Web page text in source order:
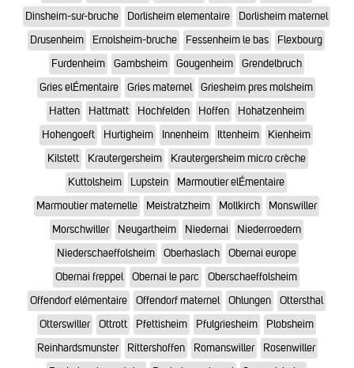
Dinsheim-sur-bruche
Dorlisheim elementaire
Dorlisheim maternel
Drusenheim
Ernolsheim-bruche Fessenheim le bas
Flexbourg
Furdenheim
Gambsheim Gougenheim
Grendelbruch
Gries elÉmentaire
Gries maternel
Griesheim pres molsheim
Hatten
Hattmatt Hochfelden Hoffen
Hohatzenheim
Hohengoeft
Hurtigheim Innenheim Ittenheim
Kienheim
Kilstett
Krautergersheim
Krautergersheim micro crèche
Kuttolsheim
Lupstein
Marmoutier elÉmentaire
Marmoutier maternelle
Meistratzheim Mollkirch
Monswiller
Morschwiller
Neugartheim Niedernai
Niederroedern
Niederschaeffolsheim
Oberhaslach
Obernai europe
Obernai freppel
Obernai le parc
Oberschaeffolsheim
Offendorf elémentaire
Offendorf maternel Ohlungen
Ottersthal
Otterswiller
Ottrott Pfettisheim Pfulgriesheim
Plobsheim
Reinhardsmunster
Rittershoffen Romanswiller
Rosenwiller